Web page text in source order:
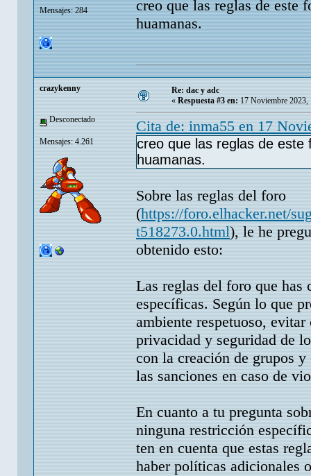
Mensajes: 284
creo que las reglas de este
huamanas.
crazykenny
Desconectado
Mensajes: 4.261
Re: dac y adc
« Respuesta #3 en: 17 Noviembre 2023,
Cita de: inma55 en 17
creo que las reglas de este
huamanas.
Sobre las reglas del foro
(https://foro.elhacker.net/
t518273.0.html), le he
obtenido esto:
Las reglas del foro que has
específicas. Según lo que
ambiente respetuoso,
privacidad y seguridad de
con la creación de grupos
las sanciones en caso de
En cuanto a tu pregunta
ninguna restricción
ten en cuenta que estas
haber políticas adicionales